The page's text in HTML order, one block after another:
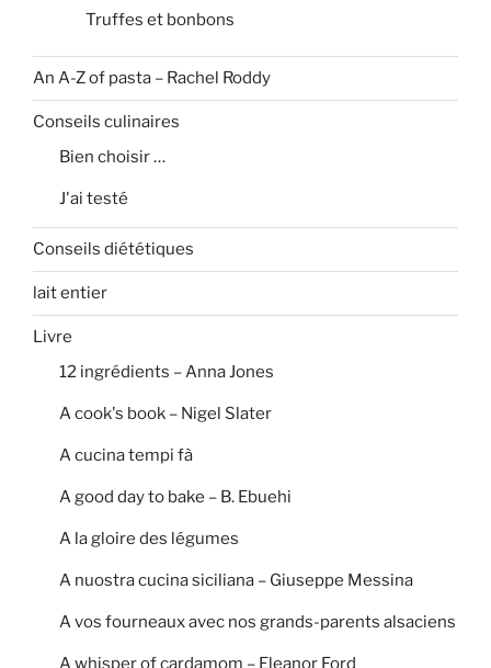
Truffes et bonbons
An A-Z of pasta – Rachel Roddy
Conseils culinaires
Bien choisir …
J'ai testé
Conseils diététiques
lait entier
Livre
12 ingrédients – Anna Jones
A cook's book – Nigel Slater
A cucina tempi fà
A good day to bake – B. Ebuehi
A la gloire des légumes
A nuostra cucina siciliana – Giuseppe Messina
A vos fourneaux avec nos grands-parents alsaciens
A whisper of cardamom – Eleanor Ford